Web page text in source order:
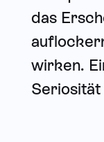
das
wirken.
Seriosität